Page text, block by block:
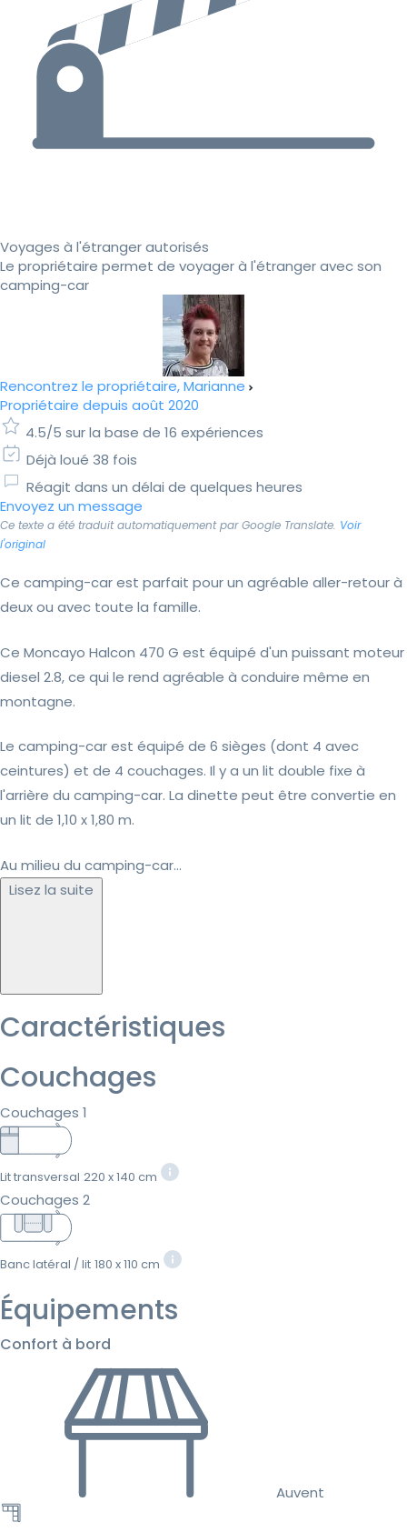
Voyages à l'étranger autorisés
Le propriétaire permet de voyager à l'étranger avec son
camping-car
Rencontrez le propriétaire, Marianne
Propriétaire depuis août 2020
4.5/5 sur la base de 16 expériences
Déjà loué 38 fois
Réagit dans un délai de quelques heures
Envoyez un message
Ce texte a été traduit automatiquement par Google Translate. Voir
l'original
Ce camping-car est parfait pour un agréable aller-retour à
deux ou avec toute la famille.
Ce Moncayo Halcon 470 G est équipé d'un puissant moteur
diesel 2.8, ce qui le rend agréable à conduire même en
montagne.
Le camping-car est équipé de 6 sièges (dont 4 avec
ceintures) et de 4 couchages. Il y a un lit double fixe à
l'arrière du camping-car. La dinette peut être convertie en
un lit de 1,10 x 1,80 m.
Au milieu du camping-car...
Lisez la suite
Caractéristiques
Couchages
Couchages 1
Lit transversal 220 x 140 cm
Couchages 2
Banc latéral / lit 180 x 110 cm
Équipements
Confort à bord
Auvent